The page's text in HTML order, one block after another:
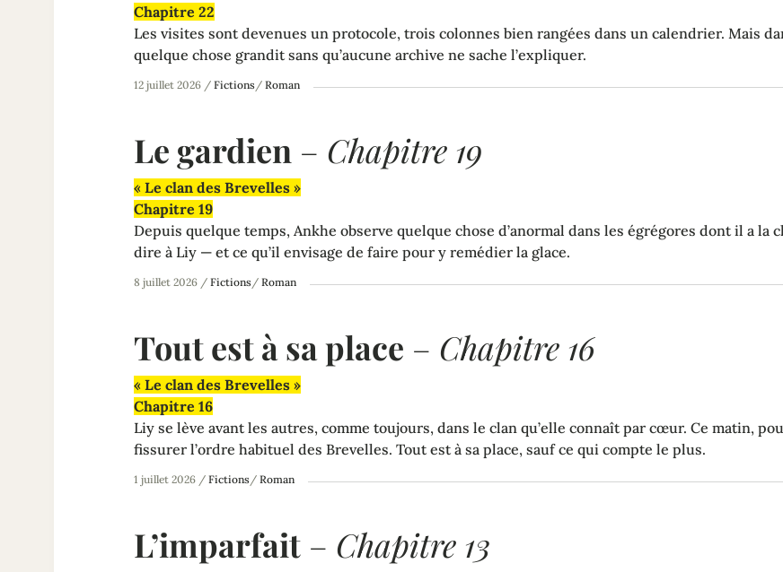
12 juillet 2026 / Fictions/ Roman
Chapitre 22
Les visites sont devenues un protocole, trois colonnes bien rangées dans un calendrier. Mais
quelque chose grandit sans qu’aucune archive ne sache l’expliquer.
Le gardien – Chapitre 19
8 juillet 2026 / Fictions/ Roman
« Le clan des Brevelles »
Chapitre 19
Depuis quelque temps, Ankhe observe quelque chose d’anormal dans les égrégores dont il a la
dire à Liy — et ce qu’il envisage de faire pour y remédier la glace.
Tout est à sa place – Chapitre 16
1 juillet 2026 / Fictions/ Roman
« Le clan des Brevelles »
Chapitre 16
Liy se lève avant les autres, comme toujours, dans le clan qu’elle connaît par cœur. Ce matin,
fissurer l’ordre habituel des Brevelles. Tout est à sa place, sauf ce qui compte le plus.
L’imparfait – Chapitre 13